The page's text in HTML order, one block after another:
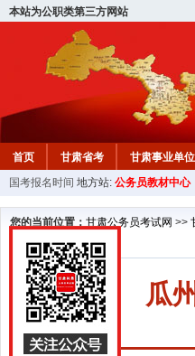
本站为公职类第三方网站
首页 甘肃省考 甘肃事业单
国考报名时间 地方站: 公务员教材中心
您的当前位置： 甘肃公务员考试网 >>
瓜